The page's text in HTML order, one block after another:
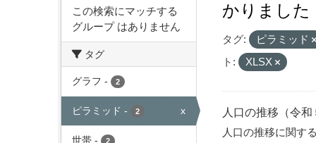
この検索にマッチする
グループ はありません
タグ
グラフ - 2
ピラミッド - 2 x
世帯 - 2
かりました
タグ:
ピラミッド
ト:
XLSX
人口の推移（令和
人口の推移に関す